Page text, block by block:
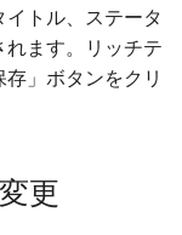
トル、ステータ
ます。リッチテ
」ボタンをクリ
更